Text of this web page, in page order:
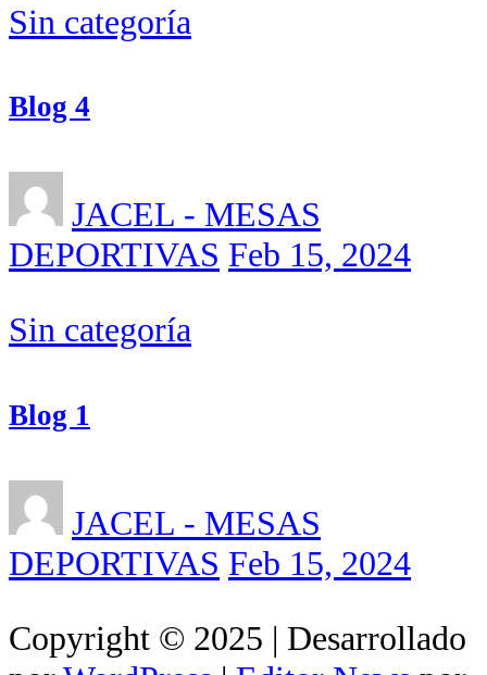
Sin categoría
Blog 4
JACEL - MESAS
DEPORTIVAS Feb 15, 2024
Sin categoría
Blog 1
JACEL - MESAS
DEPORTIVAS Feb 15, 2024
Copyright © 2025 | Desarrollado